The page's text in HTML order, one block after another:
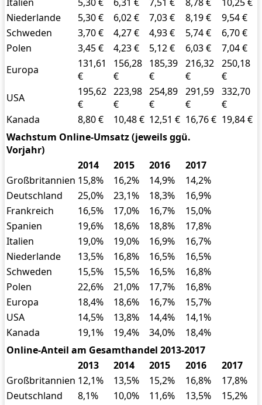
Italien
5,30 € 6,31 € 7,51 € 8,78 €
10,25 €
Niederlande
5,30 € 6,02 € 7,03 € 8,19 €
9,54 €
Schweden
3,70 € 4,27 € 4,93 € 5,74 €
6,70 €
Polen
3,45 € 4,23 € 5,12 € 6,03 €
7,04 €
Europa
131,61
€
156,28
€
185,39
€
216,32
€
250,18
€
USA
195,62
€
223,98
€
254,89
€
291,59
€
332,70
€
Kanada
8,80 € 10,48 € 12,51 € 16,76 € 19,84 €
Wachstum Online-Umsatz (jeweils ggü.
Vorjahr)
2014
2015 2016
2017
Großbritannien 15,8% 16,2% 14,9%
14,2%
Deutschland
25,0% 23,1% 18,3%
16,9%
Frankreich
16,5% 17,0% 16,7%
15,0%
Spanien
19,6% 18,6% 18,8%
17,8%
Italien
19,0% 19,0% 16,9%
16,7%
Niederlande
13,5% 16,8% 16,5%
16,5%
Schweden
15,5% 15,5% 16,5%
16,8%
Polen
22,6% 21,0% 17,7%
16,8%
Europa
18,4% 18,6% 16,7%
15,7%
USA
14,5% 13,8% 14,4%
14,1%
Kanada
19,1% 19,4% 34,0%
18,4%
Online-Anteil am Gesamthandel 2013-2017
2013
2014 2015 2016
2017
Großbritannien 12,1% 13,5% 15,2% 16,8%
17,8%
Deutschland
8,1% 10,0% 11,6% 13,5%
15,2%